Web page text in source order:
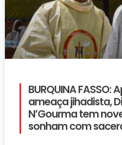
BURQUINA FASSO:
ameaça jihadista,
N’Gourma tem
sonham com